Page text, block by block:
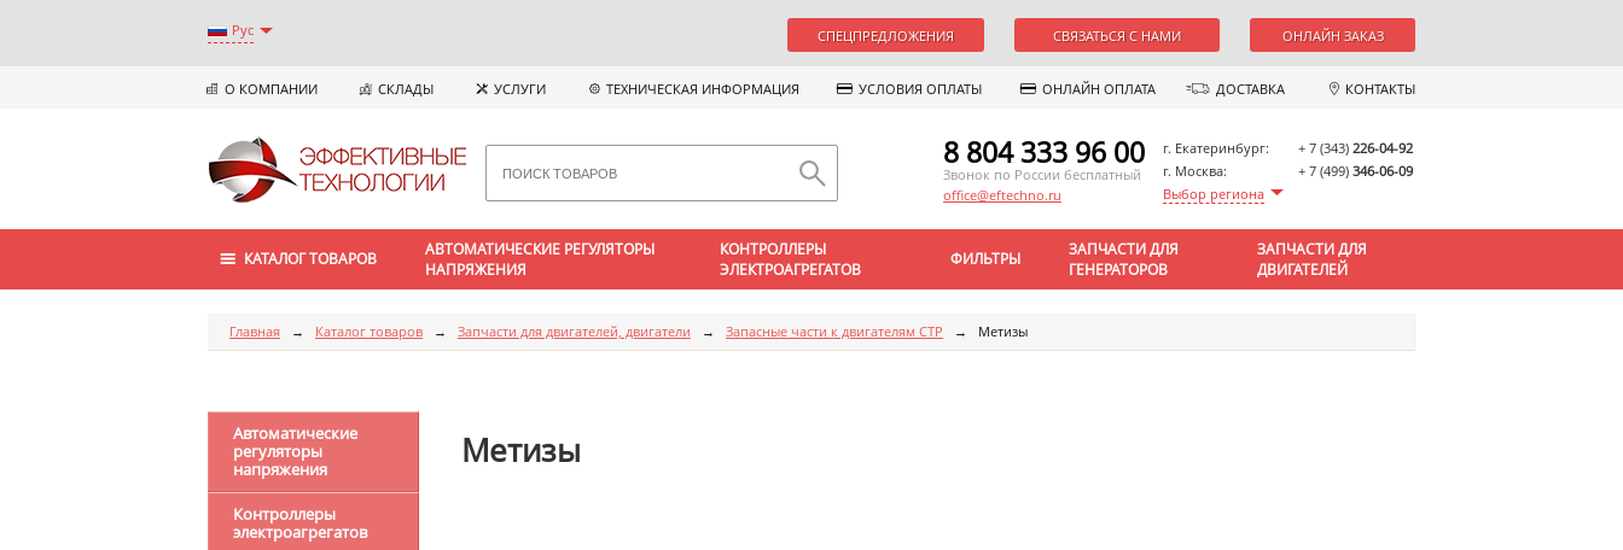
Рус СПЕЦПРЕДЛОЖЕНИЯ СВЯЗАТЬСЯ С НАМИ ОНЛАЙН ЗАКАЗ
О КОМПАНИИ СКЛАДЫ УСЛУГИ ТЕХНИЧЕСКАЯ ИНФОРМАЦИЯ УСЛОВИЯ ОПЛАТЫ ОНЛАЙН ОПЛАТА ДОСТАВКА КОНТАКТЫ
г. Екатеринбург: + 7 (343) 226-04-92
г. Москва:
+ 7 (499) 346-06-09
Выбор региона
8 804 333 96 00
Звонок по России бесплатный
office@eftechno.ru
КАТАЛОГ ТОВАРОВ
АВТОМАТИЧЕСКИЕ РЕГУЛЯТОРЫ
НАПРЯЖЕНИЯ
КОНТРОЛЛЕРЫ
ЭЛЕКТРОАГРЕГАТОВ
ФИЛЬТРЫ
ЗАПЧАСТИ ДЛЯ
ГЕНЕРАТОРОВ
ЗАПЧАСТИ ДЛЯ
ДВИГАТЕЛЕЙ
Главная → Каталог товаров → Запчасти для двигателей, двигатели → Запасные части к двигателям CTP → Метизы
Автоматические
регуляторы
напряжения
Контроллеры
электроагрегатов
Метизы